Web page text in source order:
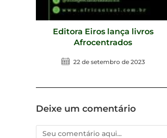
Editora Eiros lança livros
Afrocentrados
22 de setembro de 2023
Deixe um comentário